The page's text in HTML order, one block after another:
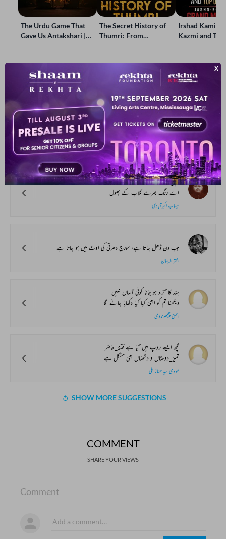
The Urdu Game That
Gave Us Antakshari |
The Secret History of
Thumri: From
Irshad Kamil,
Kazmi and
آپ یہ بھی پڑھ سکتے ہیں
تہ_بہ_تہ دل کی کدورت
میری آنکھوں میں امنڈ آئی تو کچھ چارہ نہ تھا
فیض احمد فیض
بلبل
اے رنگ بھرے گلاب کے پھول
سیماب اکبرآبادی
جب دن ڈھل جاتا ہے، سورج دھرتی کی اوٹ میں ہو جاتا ہے
اختر الایمان
ہند کا آزاد ہو جانا کوئی آساں نہیں
دیکھنا تم کو ابھی کیا کیا دکھایا جائے_گا
احمق پھپھوندوی
کچھ ایسے روپ میں آیا ہے فتنۂ_حاضر
تمیز_دوستاں و دشمناں بھی مشکل ہے
مولوی سید ممتاز علی
SHOW MORE SUGGESTIONS
COMMENT
SHARE YOUR VIEWS
Comment